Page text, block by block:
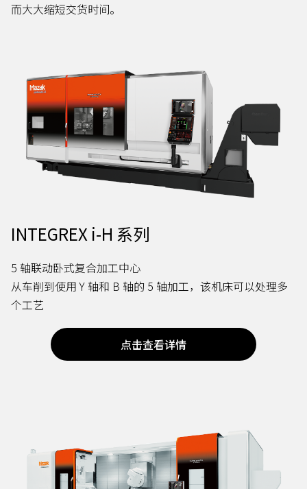
而大大缩短交货时间。
INTEGREX i-H 系列
5 轴联动卧式复合加工中心
从车削到使用 Y 轴和 B 轴的 5 轴加工，该机床可以处理多
个工艺
点击查看详情